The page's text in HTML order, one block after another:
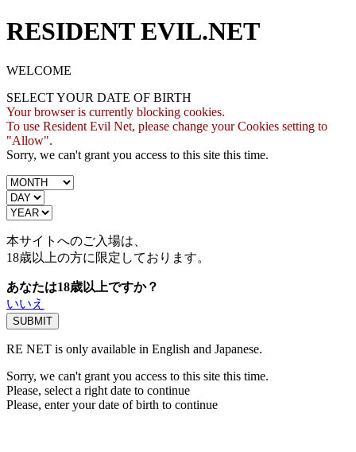
RESIDENT EVIL.NET
WELCOME
SELECT YOUR DATE OF BIRTH
Your browser is currently blocking cookies.
To use Resident Evil Net, please change your Cookies setting to
"Allow".
Sorry, we can't grant you access to this site this time.
本サイトへのご入場は、
18歳以上の方に限定しております。
あなたは18歳以上ですか？
いいえ
RE NET is only available in English and Japanese.
Sorry, we can't grant you access to this site this time.
Please, select a right date to continue
Please, enter your date of birth to continue